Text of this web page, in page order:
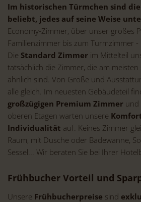
Im historischen Türmchen sind
beliebt, jedes auf seine Weise
Economy-Zimmer, über unser großes
Familienzimmer bis zum Turmzimmer -
Die Standard Zimmer im Mittelteil
tatsächlich die Zimmer, die am
ähnlich sind. Von Größe und
alle gleich. Im neuesten Gebäudeteil
großzügigen Premium Zimmer und
oberen Etagen warten unsere
Individualität auf. Keines Zimmer
Raum, mit Dusche oder Badewanne,
Sessel... Wir beraten Sie bei Ihrer
Frühbucher Vorteil und
Unsere Frühbucherpreise sind